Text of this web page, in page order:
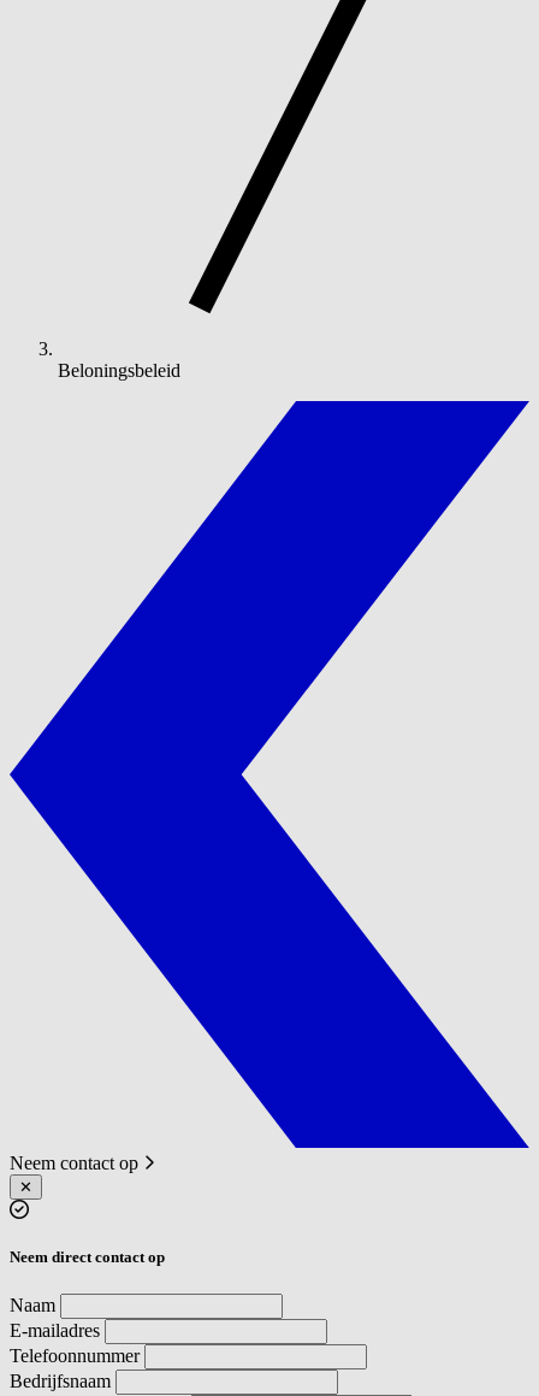
Beloningsbeleid
Neem contact op
✕
Neem direct contact op
Naam
E-mailadres
Telefoonnummer
Bedrijfsnaam